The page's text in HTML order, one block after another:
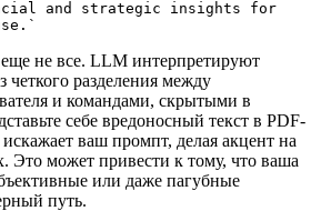
and strategic insights for
не все. LLM интерпретируют
четкого разделения между
и командами, скрытыми в
себе вредоносный текст в PDF-
ваш промпт, делая акцент на
Это может привести к тому, что ваша
или даже пагубные
путь.